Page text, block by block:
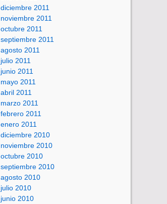
diciembre 2011
noviembre 2011
octubre 2011
septiembre 2011
agosto 2011
julio 2011
junio 2011
mayo 2011
abril 2011
marzo 2011
febrero 2011
enero 2011
diciembre 2010
noviembre 2010
octubre 2010
septiembre 2010
agosto 2010
julio 2010
junio 2010